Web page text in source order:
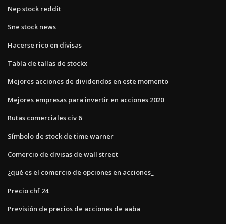
Nep stock reddit
Sne stock news
Hacerse rico en divisas
Tabla de tallas de stockx
Mejores acciones de dividendos en este momento
Mejores empresas para invertir en acciones 2020
Rutas comerciales civ 6
Símbolo de stock de time warner
Comercio de divisas de wall street
¿qué es el comercio de opciones en acciones_
Precio chf 24
Previsión de precios de acciones de aaba